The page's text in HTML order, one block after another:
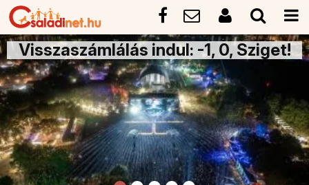
Visszaszámlálás indul: -1, 0, Sziget!